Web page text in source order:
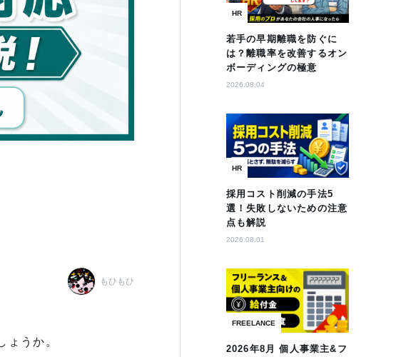
もひもひ
ょうか。
HR
若手の早期離職を防ぐに
は？離職率を改善するオン
ボーディングの極意
2026.08.04
HR
採用コスト削減の手法5
選！失敗しないための注意
点も解説
2026.08.01
FREELANCE
2026年8月 個人事業主&フ